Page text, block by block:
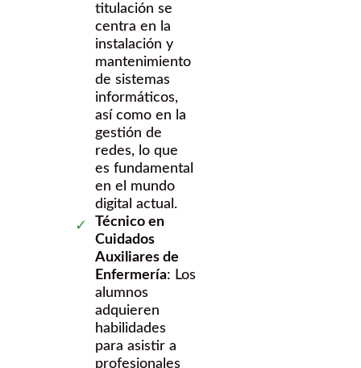
titulación se
centra en la
instalación y
mantenimiento
de sistemas
informáticos,
así como en la
gestión de
redes, lo que
es fundamental
en el mundo
digital actual.
Técnico en
Cuidados
Auxiliares de
Enfermería: Los
alumnos
adquieren
habilidades
para asistir a
profesionales